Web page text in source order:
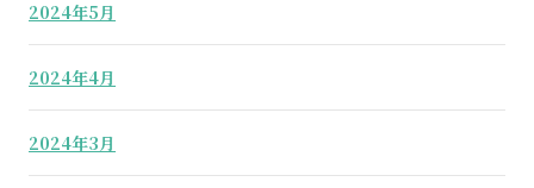
2024年5月
2024年4月
2024年3月